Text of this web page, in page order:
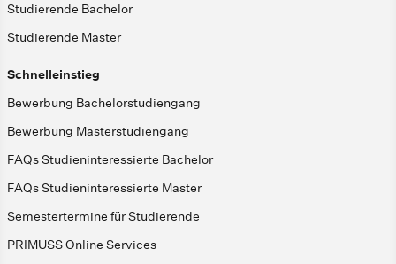
Studierende Bachelor
Studierende Master
Schnelleinstieg
Bewerbung Bachelorstudiengang
Bewerbung Masterstudiengang
FAQs Studieninteressierte Bachelor
FAQs Studieninteressierte Master
Semestertermine für Studierende
PRIMUSS Online Services